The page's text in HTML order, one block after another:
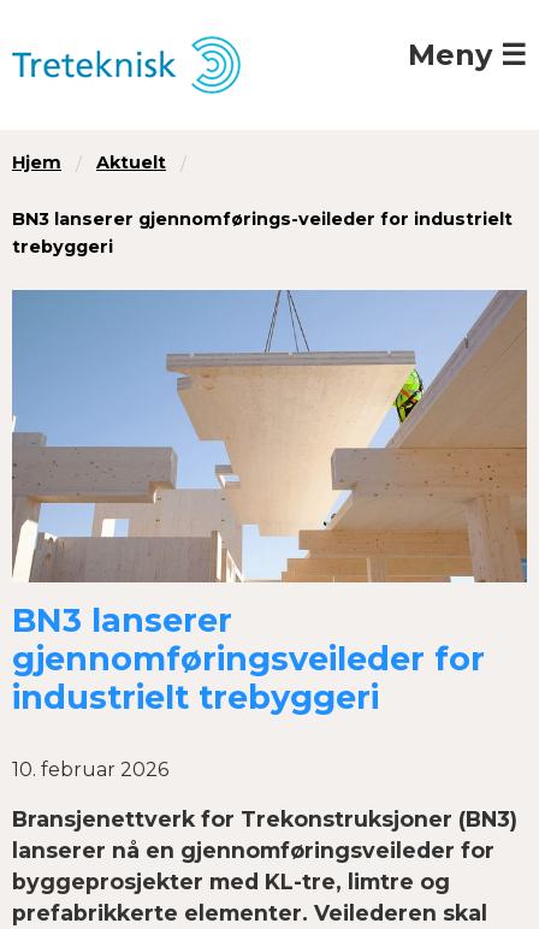
Meny ☰
Hjem Aktuelt
BN3 lanserer gjennomførings-veileder for industrielt
trebyggeri
BN3 lanserer
gjennomføringsveileder for
industrielt trebyggeri
10. februar 2026
Bransjenettverk for Trekonstruksjoner (BN3)
lanserer nå en gjennomføringsveileder for
byggeprosjekter med KL-tre, limtre og
prefabrikkerte elementer. Veilederen skal